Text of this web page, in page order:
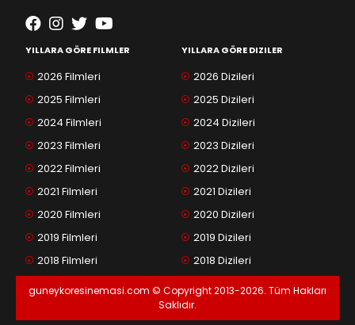
YILLARA GÖRE FILMLER
2026 Filmleri
2025 Filmleri
2024 Filmleri
2023 Filmleri
2022 Filmleri
2021 Filmleri
2020 Filmleri
2019 Filmleri
2018 Filmleri
YILLARA GÖRE DIZILER
2026 Dizileri
2025 Dizileri
2024 Dizileri
2023 Dizileri
2022 Dizileri
2021 Dizileri
2020 Dizileri
2019 Dizileri
2018 Dizileri
guneykoresinemasi.com © Copyright 2013-2026. Tüm Hakları
Saklıdır.